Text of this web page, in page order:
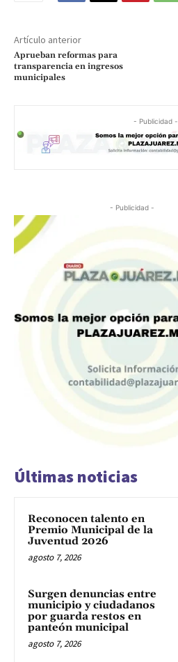
Artículo anterior
Aprueban reformas para
transparencia en ingresos
municipales
- Publicidad -
- Publicidad -
Últimas noticias
Reconocen talento en
Premio Municipal de la
Juventud 2026
agosto 7, 2026
Surgen denuncias entre
municipio y ciudadanos
por guarda restos en
panteón municipal
agosto 7, 2026